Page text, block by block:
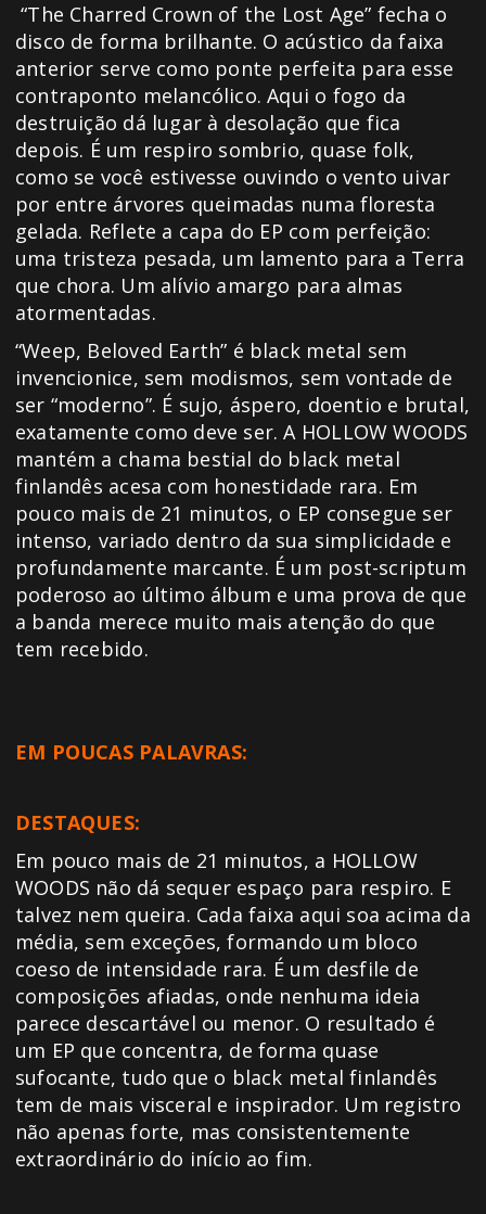
“The Charred Crown of the Lost Age” fecha o
disco de forma brilhante. O acústico da faixa
anterior serve como ponte perfeita para esse
contraponto melancólico. Aqui o fogo da
destruição dá lugar à desolação que fica
depois. É um respiro sombrio, quase folk,
como se você estivesse ouvindo o vento uivar
por entre árvores queimadas numa floresta
gelada. Reflete a capa do EP com perfeição:
uma tristeza pesada, um lamento para a Terra
que chora. Um alívio amargo para almas
atormentadas.
“Weep, Beloved Earth” é black metal sem
invencionice, sem modismos, sem vontade de
ser “moderno”. É sujo, áspero, doentio e brutal,
exatamente como deve ser. A HOLLOW WOODS
mantém a chama bestial do black metal
finlandês acesa com honestidade rara. Em
pouco mais de 21 minutos, o EP consegue ser
intenso, variado dentro da sua simplicidade e
profundamente marcante. É um post-scriptum
poderoso ao último álbum e uma prova de que
a banda merece muito mais atenção do que
tem recebido.
EM POUCAS PALAVRAS:
DESTAQUES:
Em pouco mais de 21 minutos, a HOLLOW
WOODS não dá sequer espaço para respiro. E
talvez nem queira. Cada faixa aqui soa acima da
média, sem exceções, formando um bloco
coeso de intensidade rara. É um desfile de
composições afiadas, onde nenhuma ideia
parece descartável ou menor. O resultado é
um EP que concentra, de forma quase
sufocante, tudo que o black metal finlandês
tem de mais visceral e inspirador. Um registro
não apenas forte, mas consistentemente
extraordinário do início ao fim.